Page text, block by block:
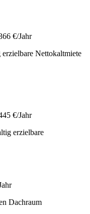
€/Jahr
Nettokaltmiete
€/Jahr
erzielbare
Dachraum